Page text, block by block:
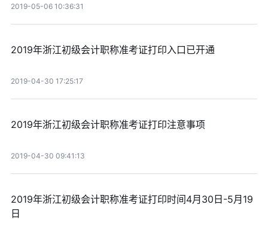
2019-05-06 10:36:31
2019年浙江初级会计职称准考证打印入口已开通
2019-04-30 17:25:17
2019年浙江初级会计职称准考证打印注意事项
2019-04-30 09:41:13
2019年浙江初级会计职称准考证打印时间4月30日-5月19
日